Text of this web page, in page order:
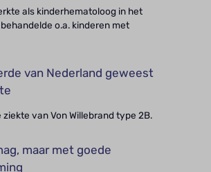
als kinderhematoloog in het
behandelde o.a. kinderen met
van Nederland geweest
ziekte van Von Willebrand type 2B.
maar met goede